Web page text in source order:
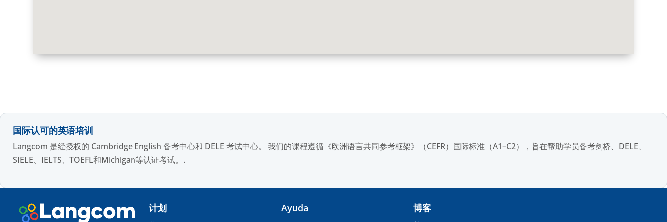
国际认可的英语培训
Langcom 是经授权的 Cambridge English 备考中心和 DELE 考试中心。 我们的课程遵循《欧洲语言共同参考框架》（CEFR）国际标准（A1–C2），旨在帮助学员备考剑桥、DELE、
SIELE、IELTS、TOEFL和Michigan等认证考试。.
计划 Ayuda 博客